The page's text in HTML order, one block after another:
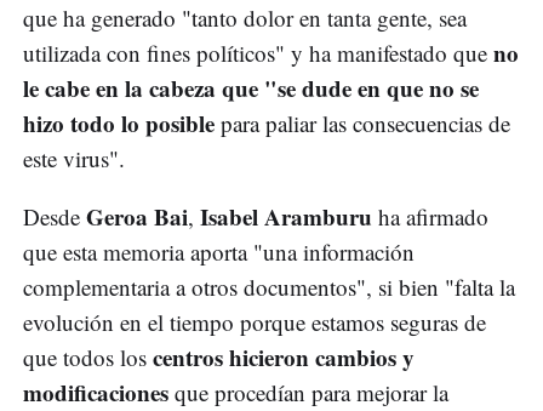
que ha generado "tanto dolor en tanta gente, sea
utilizada con fines políticos" y ha manifestado que no
le cabe en la cabeza que "se dude en que no se
hizo todo lo posible para paliar las consecuencias de
este virus".
Desde Geroa Bai, Isabel Aramburu ha afirmado
que esta memoria aporta "una información
complementaria a otros documentos", si bien "falta la
evolución en el tiempo porque estamos seguras de
que todos los centros hicieron cambios y
modificaciones que procedían para mejorar la